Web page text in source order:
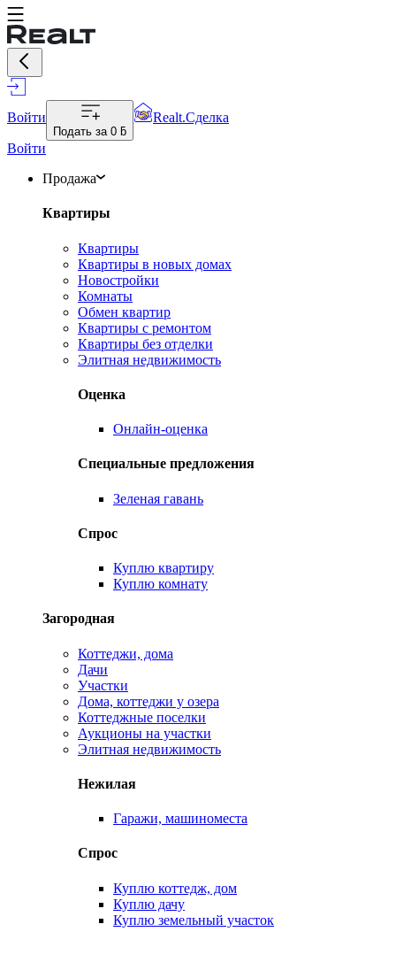
Войти
Подать за 0 ƃ
Realt.Сделка
Войти
Продажа
Квартиры
Квартиры
Квартиры в новых домах
Новостройки
Комнаты
Обмен квартир
Квартиры с ремонтом
Квартиры без отделки
Элитная недвижимость
Оценка
Онлайн-оценка
Специальные предложения
Зеленая гавань
Спрос
Куплю квартиру
Куплю комнату
Загородная
Коттеджи, дома
Дачи
Участки
Дома, коттеджи у озера
Коттеджные поселки
Аукционы на участки
Элитная недвижимость
Нежилая
Гаражи, машиноместа
Спрос
Куплю коттедж, дом
Куплю дачу
Куплю земельный участок